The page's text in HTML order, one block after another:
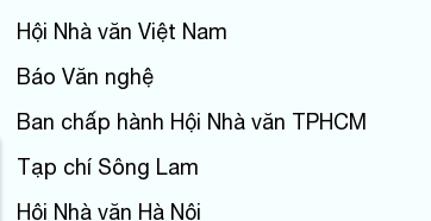
Hội Nhà văn Việt Nam
Báo Văn nghệ
Ban chấp hành Hội Nhà văn TPHCM
Tạp chí Sông Lam
Hội Nhà văn Hà Nội